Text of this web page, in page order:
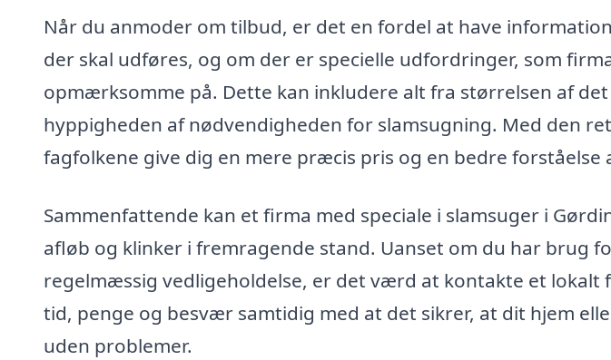
Når du anmoder om tilbud, er det en fordel at have
der skal udføres, og om der er specielle udfordringer, som
opmærksomme på. Dette kan inkludere alt fra størrelsen af
hyppigheden af nødvendigheden for slamsugning. Med den
fagfolkene give dig en mere præcis pris og en bedre
Sammenfattende kan et firma med speciale i slamsuger i
afløb og klinker i fremragende stand. Uanset om du har brug
regelmæssig vedligeholdelse, er det værd at kontakte et lokalt
tid, penge og besvær samtidig med at det sikrer, at dit hjem
uden problemer.